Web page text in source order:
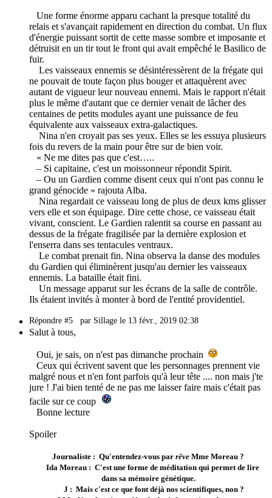
Une forme énorme apparu cachant la presque totalité du
relais et s'avançait rapidement en direction du combat. Un flux
d'énergie puissant sortit de cette masse sombre et imposante et
détruisit en un tir tout le front qui avait empêché le Basilico de
fuir.
Les vaisseaux ennemis se désintéressèrent de la frégate qui
ne pouvait de toute façon plus bouger et attaquèrent avec
autant de vigueur leur nouveau ennemi. Mais le rapport n'était
plus le même d'autant que ce dernier venait de lâcher des
centaines de petits modules ayant une puissance de feu
équivalente aux vaisseaux extra-galactiques.
Nina n'en croyait pas ses yeux. Elles se les essuya plusieurs
fois du revers de la main pour être sur de bien voir.
« Ne me dites pas que c'est…..
– Si capitaine, c'est un moissonneur répondit Spirit.
– Ou un Gardien comme disent ceux qui n'ont pas connu le
grand génocide » rajouta Alba.
Nina regardait ce vaisseau long de plus de deux kms glisser
vers elle et son équipage. Dire cette chose, ce vaisseau était
vivant, conscient. Le Gardien ralentit sa course en passant au
dessus de la frégate fragilisée par la dernière explosion et
l'enserra dans ses tentacules ventraux.
Le combat prenait fin. Nina observa la danse des modules
du Gardien qui éliminèrent jusqu'au dernier les vaisseaux
ennemis. La bataille était fini.
Un message apparut sur les écrans de la salle de contrôle.
Ils étaient invités à monter à bord de l'entité providentiel.
Répondre #5 par Sillage le 13 févr., 2019 02:38
Salut à tous,
Oui, je sais, on n'est pas dimanche prochain
Ceux qui écrivent savent que les personnages prennent vie
malgré nous et n'en font parfois qu'à leur tête .... non mais j'te
jure ! J'ai bien tenté de ne pas me laisser faire mais c'était pas
facile sur ce coup
Bonne lecture
Spoiler
Journaliste : Qu'entendez-vous par rêve Mme Moreau ?
Ida Moreau : C'est une forme de méditation qui permet de lire
dans sa mémoire génétique.
J : Mais c'est ce que font déjà nos scientifiques, non ?